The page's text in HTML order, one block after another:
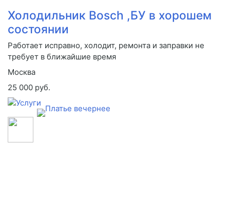
Холодильник Bosch ,БУ в хорошем
состоянии
Работает исправно, холодит, ремонта и заправки не
требует в ближайшие время
Москва
25 000 руб.